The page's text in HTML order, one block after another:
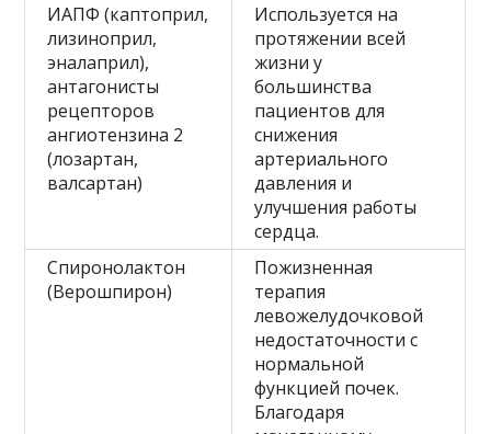
ИАПФ (каптоприл,
лизиноприл,
эналаприл),
антагонисты
рецепторов
ангиотензина 2
(лозартан,
валсартан)
Используется на
протяжении всей
жизни у
большинства
пациентов для
снижения
артериального
давления и
улучшения работы
сердца.
Спиронолактон
(Верошпирон)
Пожизненная
терапия
левожелудочковой
недостаточности с
нормальной
функцией почек.
Благодаря